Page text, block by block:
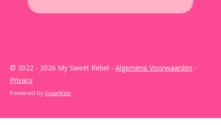
© 2022 - 2026 My Sweet Rebel - Algemene Voorwaarden -
Privacy
Powered by JouwWeb